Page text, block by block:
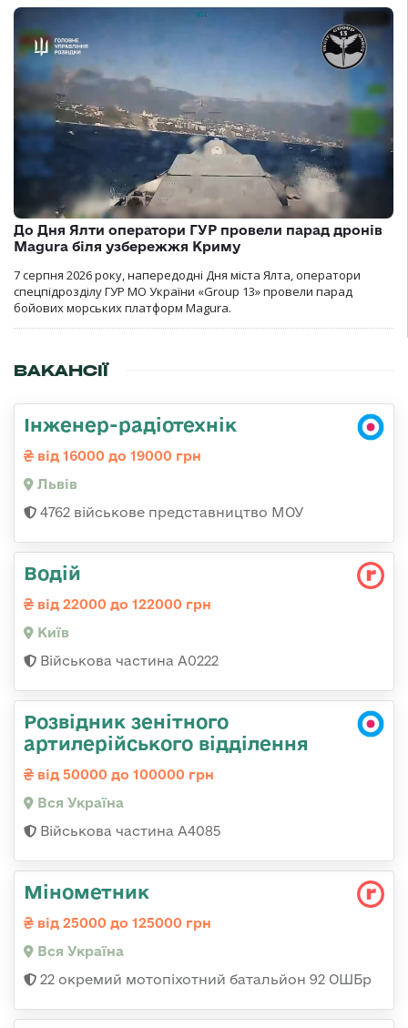
До Дня Ялти оператори ГУР провели парад дронів
Magura біля узбережжя Криму
7 серпня 2026 року, напередодні Дня міста Ялта, оператори
спецпідрозділу ГУР МО України «Group 13» провели парад
бойових морських платформ Magura.
ВАКАНСІЇ
Інженер-радіотехнік
від 16000 до 19000 грн
Львів
4762 військове представництво МОУ
Водій
від 22000 до 122000 грн
Київ
Військова частина А0222
Розвідник зенітного
артилерійського відділення
від 50000 до 100000 грн
Вся Україна
Військова частина А4085
Мінометник
від 25000 до 125000 грн
Вся Україна
22 окремий мотопіхотний батальйон 92 ОШБр